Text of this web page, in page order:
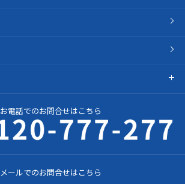
お電話でのお問合せはこちら
メールでのお問合せはこちら